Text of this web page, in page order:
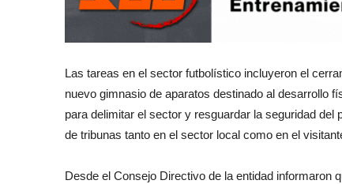
Las tareas en el sector futbolístico incluyeron el
nuevo gimnasio de aparatos destinado al desarrollo
para delimitar el sector y resguardar la seguridad
de tribunas tanto en el sector local como en el
Desde el Consejo Directivo de la entidad informaron